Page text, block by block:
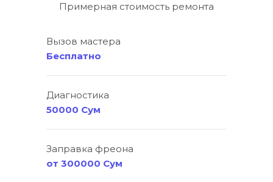
Примерная стоимость ремонта
Вызов мастера
Бесплатно
Диагностика
50000 Сум
Заправка фреона
от 300000 Сум